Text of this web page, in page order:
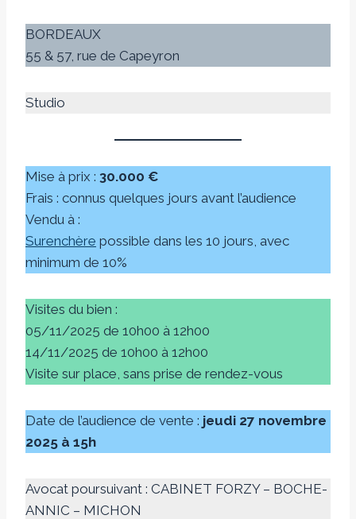
BORDEAUX
55 & 57, rue de Capeyron
Studio
Mise à prix : 30.000 €
Frais : connus quelques jours avant l’audience
Vendu à :
Surenchère possible dans les 10 jours, avec
minimum de 10%
Visites du bien :
05/11/2025 de 10h00 à 12h00
14/11/2025 de 10h00 à 12h00
Visite sur place, sans prise de rendez-vous
Date de l’audience de vente : jeudi 27 novembre
2025 à 15h
Avocat poursuivant : CABINET FORZY – BOCHE-
ANNIC – MICHON